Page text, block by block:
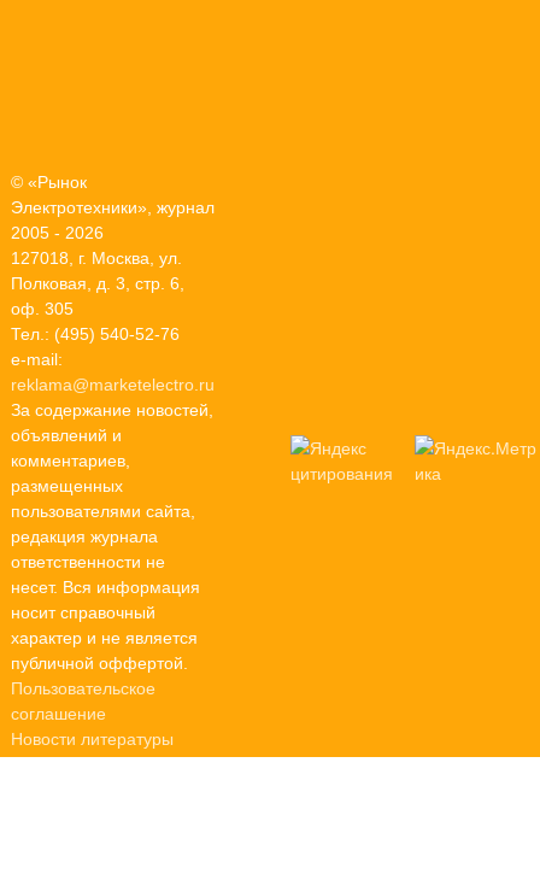
© «Рынок
Электротехники», журнал
2005 - 2026
127018, г. Москва, ул.
Полковая, д. 3, стр. 6,
оф. 305
Тел.: (495) 540-52-76
e-mail:
reklama@marketelectro.ru
За содержание новостей,
объявлений и
комментариев,
размещенных
пользователями сайта,
редакция журнала
ответственности не
несет. Вся информация
носит справочный
характер и не является
публичной оффертой.
Пользовательское
соглашение
Новости литературы